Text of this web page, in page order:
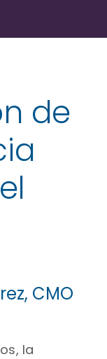
de
CMO
la